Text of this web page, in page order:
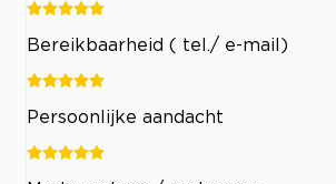
Bereikbaarheid ( tel./ e-mail)
Persoonlijke aandacht